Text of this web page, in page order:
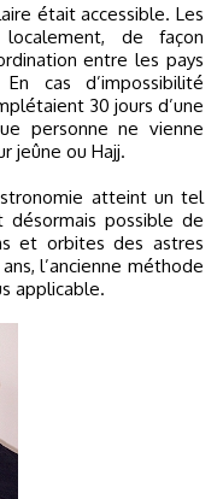
était accessible. Les
de façon
entre les pays
cas d’impossibilité
30 jours d’une
personne ne vienne
jeûne ou Hajj.
atteint un tel
désormais possible de
et orbites des astres
l’ancienne méthode
applicable.